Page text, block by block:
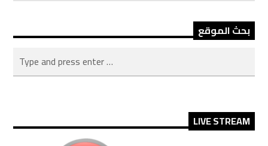
بحث الموقع
LIVE STREAM